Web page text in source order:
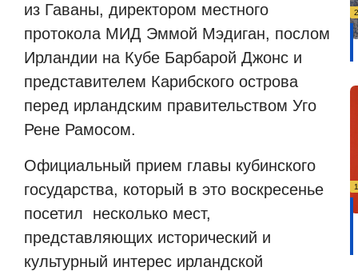
из Гаваны, директором местного
протокола МИД Эммой Мэдиган, послом
Ирландии на Кубе Барбарой Джонс и
представителем Карибского острова
перед ирландским правительством Уго
Рене Рамосом.
Официальный прием главы кубинского
государства, который в это воскресенье
посетил
несколько мест,
представляющих исторический и
культурный интерес ирландской